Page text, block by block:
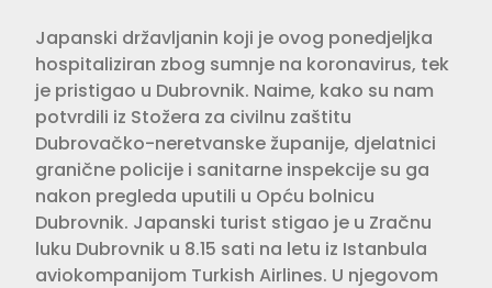
Japanski državljanin koji je ovog ponedjeljka
hospitaliziran zbog sumnje na koronavirus, tek
je pristigao u Dubrovnik. Naime, kako su nam
potvrdili iz Stožera za civilnu zaštitu
Dubrovačko-neretvanske županije, djelatnici
granične policije i sanitarne inspekcije su ga
nakon pregleda uputili u Opću bolnicu
Dubrovnik. Japanski turist stigao je u Zračnu
luku Dubrovnik u 8.15 sati na letu iz Istanbula
aviokompanijom Turkish Airlines. U njegovom